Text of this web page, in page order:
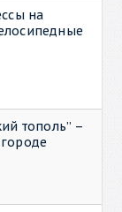
на
тополь” –